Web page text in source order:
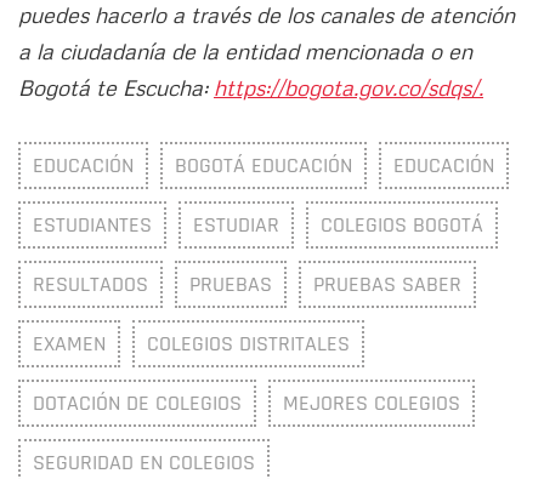
puedes hacerlo a través de los canales de atención
a la ciudadanía de la entidad mencionada o en
Bogotá te Escucha: https://bogota.gov.co/sdqs/.
EDUCACIÓN BOGOTÁ EDUCACIÓN EDUCACIÓN
ESTUDIANTES ESTUDIAR COLEGIOS BOGOTÁ
RESULTADOS PRUEBAS PRUEBAS SABER
EXAMEN COLEGIOS DISTRITALES
DOTACIÓN DE COLEGIOS MEJORES COLEGIOS
SEGURIDAD EN COLEGIOS